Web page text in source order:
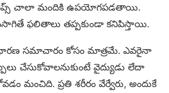
చాలా మందికి ఉపయోగపడతాయి.
ఫలితాలు తప్పకుండా కనిపిస్తాయి.
సమాచారం కోసం మాత్రమే. ఎవరైనా
చేసుకోవాలనుకుంటే వైద్యుడు లేదా
మంచిది. ప్రతి శరీరం వేర్వేరు, అందుకే